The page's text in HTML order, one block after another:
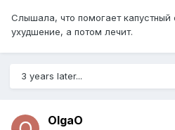
Слышала, что помогает капустный
ухудшение, а потом лечит.
3 years later...
OlgaO